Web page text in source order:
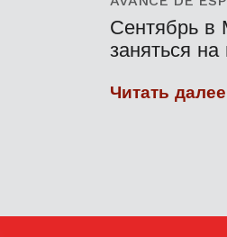
Сентябрь в
заняться
Читать далее